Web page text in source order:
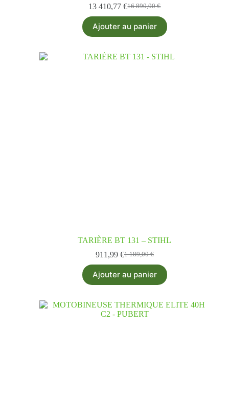
16 890,00€
13 410,77€
Ajouter au panier
TARIÈRE BT 131 – STIHL
1 189,00€
911,99 €
Ajouter au panier